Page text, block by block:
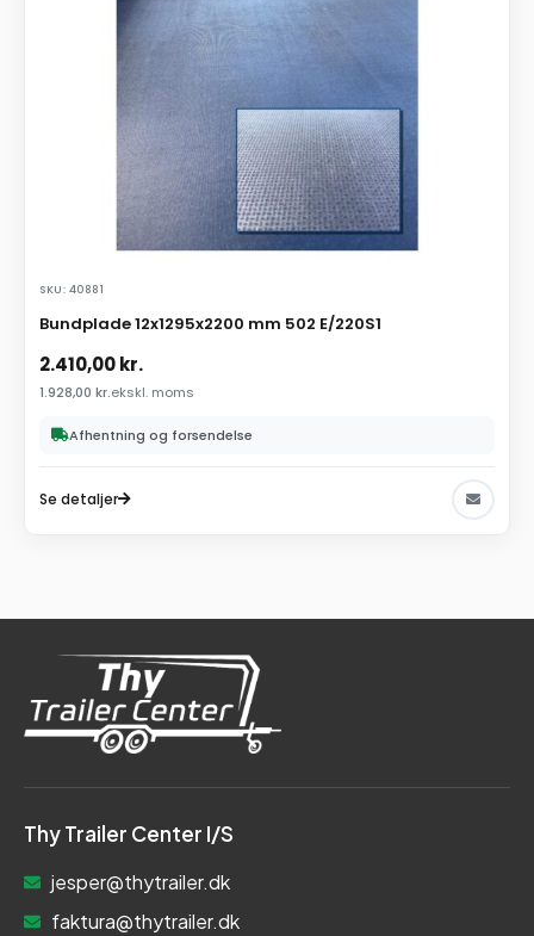
SKU: 40881
Bundplade 12x1295x2200 mm 502 E/220S1
2.410,00kr.
1.928,00 kr.ekskl. moms
Afhentning og forsendelse
Se detaljer
Thy Trailer Center I/S
jesper@thytrailer.dk
faktura@thytrailer.dk